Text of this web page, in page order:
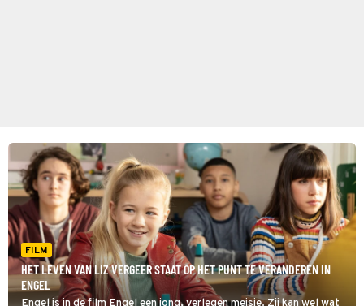
FILM
HET LEVEN VAN LIZ VERGEER STAAT OP HET PUNT TE VERANDEREN IN
ENGEL
Engel is in de film Engel een jong, verlegen meisje. Zij kan wel wat